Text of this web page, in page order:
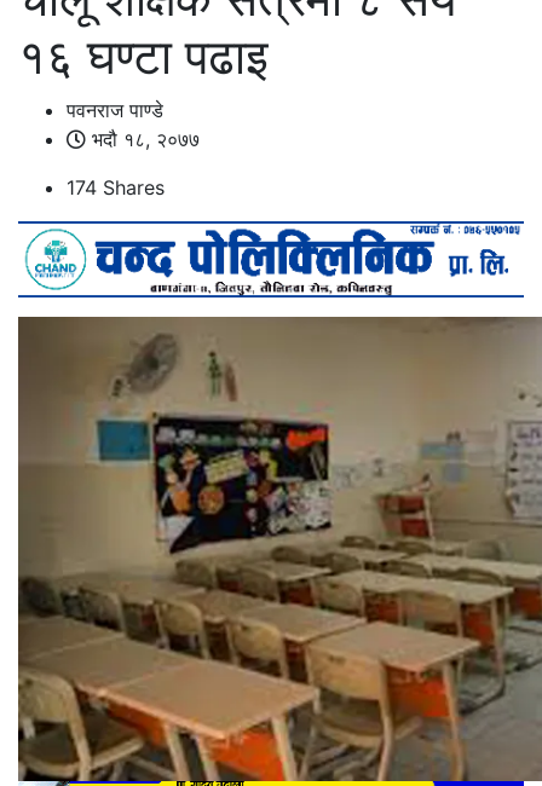
१६ घण्टा पढाइ
पवनराज पाण्डे
भदौ १८, २०७७
174 Shares